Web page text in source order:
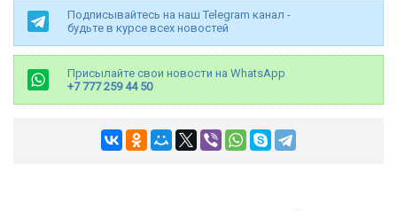
Подписывайтесь на наш Telegram канал -
будьте в курсе всех новостей
Присылайте свои новости на WhatsApp
+7 777 259 44 50